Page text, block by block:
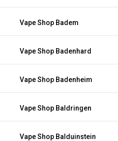
Vape Shop Badem
Vape Shop Badenhard
Vape Shop Badenheim
Vape Shop Baldringen
Vape Shop Balduinstein